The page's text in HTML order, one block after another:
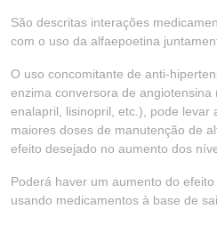
São descritas interações
com o uso da alfaepoetina
O uso concomitante de anti-
enzima conversora de angiotensina
enalapril, lisinopril, etc.), pode levar
maiores doses de manutenção de
efeito desejado no aumento dos
Poderá haver um aumento do
usando medicamentos à base de